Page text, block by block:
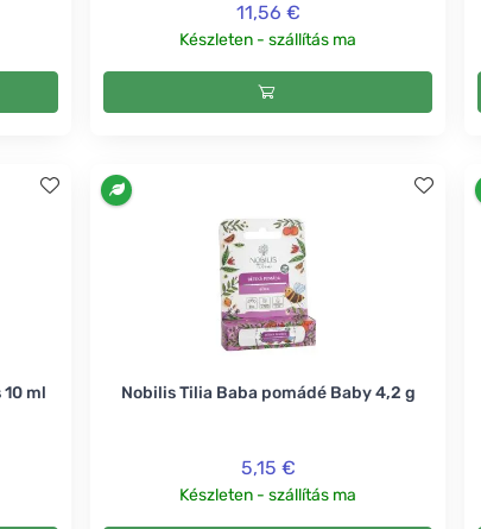
11,56 €
Készleten - szállítás ma
ml Nobilis Tilia Baba pomádé Baby 4,2 g
5,15 €
Készleten - szállítás ma